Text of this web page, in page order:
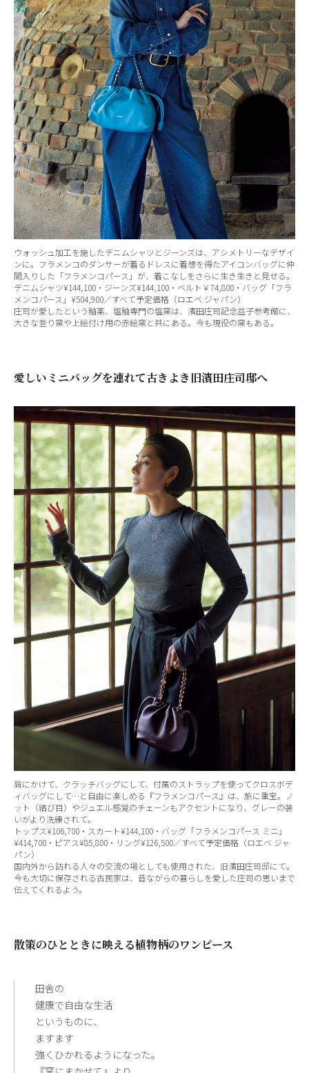
ウォッシュ加工を施したデニムシャツとジーンズは、アシメトリーなデザイ
ンに。フラメンコのダンサーが着るドレスに着想を得たアイコンバッグに仲
間入りした「フラメンコパース」が、着こなしをさらに生き生きと見せる。
デニムシャツ¥144,100・ジーンズ¥144,100・ベルト￥74,800・バッグ「フラ
メンコパース」¥504,900／すべて予定価格（ロエベ ジャパン）
庄司が愛したという釉薬、塩釉専門の塩窯は、濱田庄司記念益子参考館に、
大きな登り窯や上絵付け用の赤絵窯と共にある。今も現役の窯もある。
愛しいミニバッグを連れて古きよき旧濱田庄司邸へ
肩にかけて、クラッチバッグにして、付属のストラップを使ってクロスボデ
ィバッグにして…と自由に楽しめる『フラメンコパース』は、旅に重宝。ノ
ット（結び目）やジュエル感覚のチェーンもアクセントになり、グレーの装
いがより洗練されて。
トップス¥106,700・スカート¥144,100・バッグ「フラメンコパース ミニ」
¥414,700・ピアス¥85,800・リング¥126,500／すべて予定価格（ロエベ ジャ
パン）
国内外から訪れる人々の交流の場としても使用された、旧濱田庄司邸にて。
今も大切に保存される古民家は、昔ながらの暮らしを愛した庄司の思いまで
伝えてくれるよう。
散策のひとときに映える植物柄のワンピース
田舎の
健康で自由な生活
というものに、
ますます
強くひかれるようになった。